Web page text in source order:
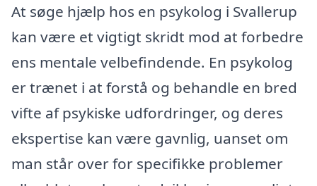
At søge hjælp hos en psykolog i Svallerup
kan være et vigtigt skridt mod at forbedre
ens mentale velbefindende. En psykolog
er trænet i at forstå og behandle en bred
vifte af psykiske udfordringer, og deres
ekspertise kan være gavnlig, uanset om
man står over for specifikke problemer